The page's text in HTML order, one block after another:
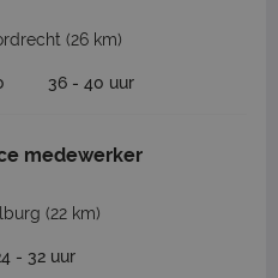
(26 km)
36 - 40 uur
medewerker
(22 km)
- 32 uur